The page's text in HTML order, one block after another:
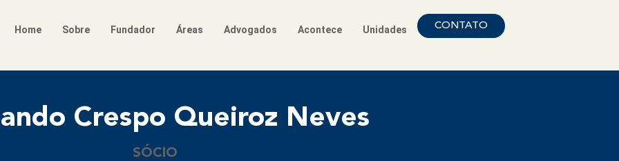
Home Sobre Fundador Áreas Advogados Acontece Unidades CONTATO
Crespo Queiroz Neves
SÓCIO